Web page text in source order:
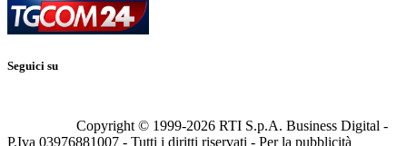
Seguici su
Copyright © 1999-2026 RTI S.p.A. Business Digital -
P.Iva 03976881007 - Tutti i diritti riservati - Per la pubblicità